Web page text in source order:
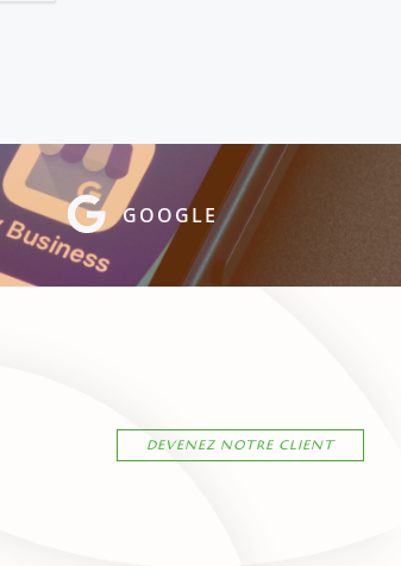
GOOGLE
DEVENEZ NOTRE CLIENT